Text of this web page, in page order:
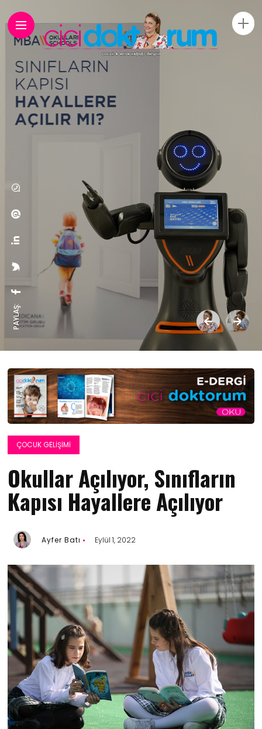
PAYLAŞ:
ÇOCUK GELIŞIMI
Okullar Açılıyor, Sınıfların
Kapısı Hayallere Açılıyor
Ayfer Batı Eylül 1, 2022